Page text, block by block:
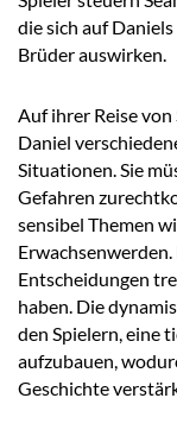
die sich auf
Brüder auswirken.
Auf ihrer Reise von
Daniel
Situationen. Sie
Gefahren
sensibel Themen
Entscheidungen
haben. Die
den Spielern, eine
aufzubauen,
Geschichte